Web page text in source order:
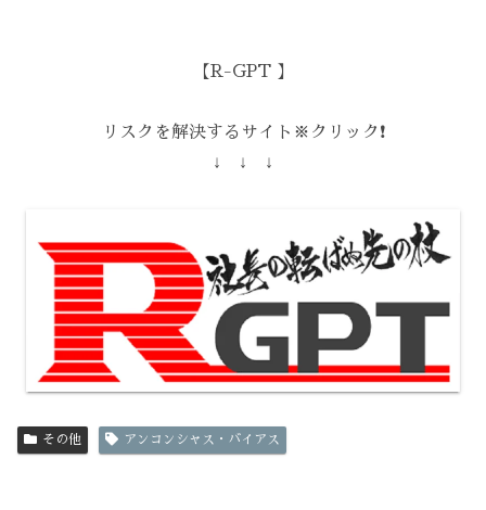
【R-GPT 】
リスクを解決するサイト※クリック❗️
↓ ↓ ↓
その他 アンコンシャス・バイアス